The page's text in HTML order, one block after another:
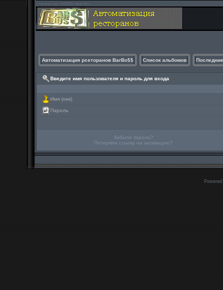
Автоматизация рсеторанов BarBo$$ Список альбомов
Введите имя пользователя и пароль для входа
Имя (ник)
Пароль
Забыли пароль?
Потеряли ссылку на активацию?